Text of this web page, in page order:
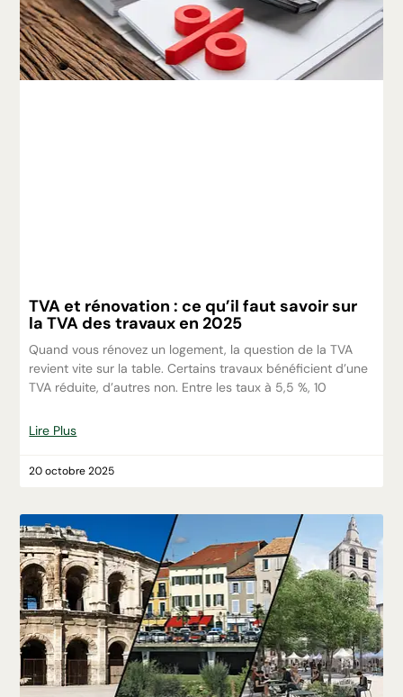
TVA et rénovation : ce qu’il faut savoir sur
la TVA des travaux en 2025
Quand vous rénovez un logement, la question de la TVA
revient vite sur la table. Certains travaux bénéficient d’une
TVA réduite, d’autres non. Entre les taux à 5,5 %, 10
Lire Plus
20 octobre 2025